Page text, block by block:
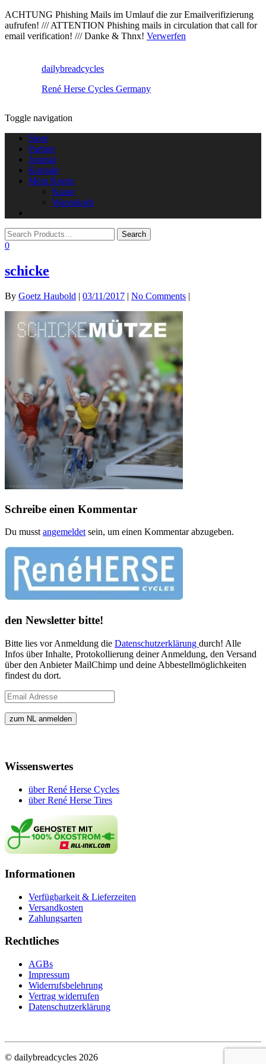
ACHTUNG Phishing Mails im Umlauf die zur Emailverifizierung
aufrufen! /// ATTENTION Phishing mails in circulation that call for
email verification! /// Danke & Thnx! Verwerfen
dailybreadcycles
René Herse Cycles Germany
Toggle navigation
Store
Partner
Journal
Kontakt
Mein Konto
Kasse
Warenkorb
0
schicke
By Goetz Haubold | 03/11/2017 | No Comments |
Schreibe einen Kommentar
Du musst angemeldet sein, um einen Kommentar abzugeben.
den Newsletter bitte!
Bitte lies vor Anmeldung die Datenschutzerklärung durch! Alle
Infos über Inhalte, Protokollierung deiner Anmeldung, den Versand
über den Anbieter MailChimp und deine Abbestellmöglichkeiten
findest du dort.
Wissenswertes
über René Herse Cycles
über René Herse Tires
Informationen
Verfügbarkeit & Lieferzeiten
Versandkosten
Zahlungsarten
Rechtliches
AGBs
Impressum
Widerrufsbelehrung
Vertrag widerrufen
Datenschutzerklärung
© dailybreadcycles 2026